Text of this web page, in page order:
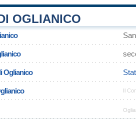
OGLIANICO
Oglianico
Il